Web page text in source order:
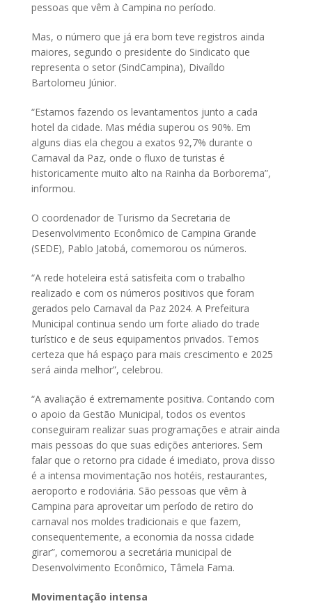
pessoas que vêm à Campina no período.
Mas, o número que já era bom teve registros ainda
maiores, segundo o presidente do Sindicato que
representa o setor (SindCampina), Divaíldo
Bartolomeu Júnior.
“Estamos fazendo os levantamentos junto a cada
hotel da cidade. Mas média superou os 90%. Em
alguns dias ela chegou a exatos 92,7% durante o
Carnaval da Paz, onde o fluxo de turistas é
historicamente muito alto na Rainha da Borborema”,
informou.
O coordenador de Turismo da Secretaria de
Desenvolvimento Econômico de Campina Grande
(SEDE), Pablo Jatobá, comemorou os números.
“A rede hoteleira está satisfeita com o trabalho
realizado e com os números positivos que foram
gerados pelo Carnaval da Paz 2024. A Prefeitura
Municipal continua sendo um forte aliado do trade
turístico e de seus equipamentos privados. Temos
certeza que há espaço para mais crescimento e 2025
será ainda melhor”, celebrou.
“A avaliação é extremamente positiva. Contando com
o apoio da Gestão Municipal, todos os eventos
conseguiram realizar suas programações e atrair ainda
mais pessoas do que suas edições anteriores. Sem
falar que o retorno pra cidade é imediato, prova disso
é a intensa movimentação nos hotéis, restaurantes,
aeroporto e rodoviária. São pessoas que vêm à
Campina para aproveitar um período de retiro do
carnaval nos moldes tradicionais e que fazem,
consequentemente, a economia da nossa cidade
girar”, comemorou a secretária municipal de
Desenvolvimento Econômico, Tâmela Fama.
Movimentação intensa